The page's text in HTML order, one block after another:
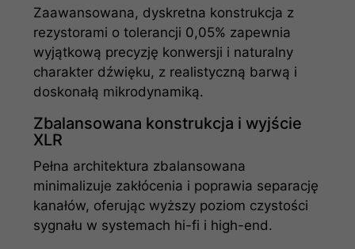
Zaawansowana, dyskretna konstrukcja z
rezystorami o tolerancji 0,05% zapewnia
wyjątkową precyzję konwersji i naturalny
charakter dźwięku, z realistyczną barwą i
doskonałą mikrodynamiką.
Zbalansowana konstrukcja i wyjście
XLR
Pełna architektura zbalansowana
minimalizuje zakłócenia i poprawia separację
kanałów, oferując wyższy poziom czystości
sygnału w systemach hi-fi i high-end.